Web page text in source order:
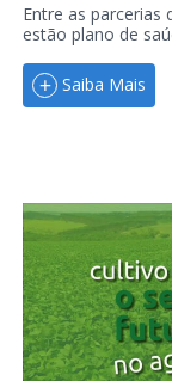
Entre as parcerias
estão plano de
Saiba Mais